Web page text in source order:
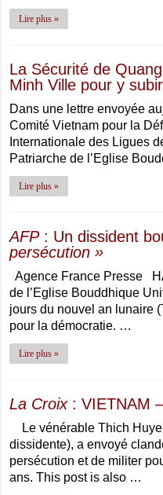
Lire plus »
La Sécurité de
Minh Ville pour y
Dans une lettre envoyée
Comité Vietnam pour la
Internationale des Ligues
Patriarche de l’Eglise
Lire plus »
AFP: Un dissident
persécution »
Agence France Presse
de l’Eglise Bouddhique
jours du nouvel an lunaire
pour la démocratie. …
Lire plus »
La Croix: VIETNAM
Le vénérable Thich
dissidente), a envoyé
persécution et de militer
ans. This post is also …